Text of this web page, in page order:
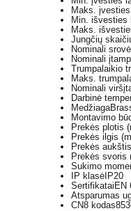
Maks.
Min. išvesties
Maks.
Jungčių
Nominali
Nominali
Trumpalaikio
Maks.
Nominali
Darbinė
Medžiaga
Montavimo
Prekės plotis
Prekės ilgis
Prekės
Prekės svoris
Sukimo
IP klasė IP20
Sertifikatai EN
Atsparumas
CN8 kodas